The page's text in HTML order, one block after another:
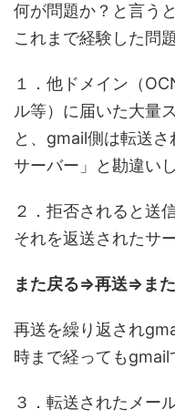
何が問題か？と言うと
これまで経験した問
１．他ドメイン（
ル等）に届いた大量
と、gmail側は転送
サーバー」と勘違い
２．拒否されると送
それを返送されたサ
また戻る=>再送=>ま
再送を繰り返され
時まで経ってもgmail
３．転送されたメー